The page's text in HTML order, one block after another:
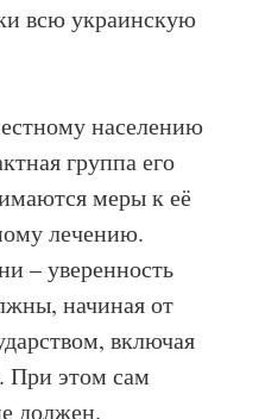
всю украинскую
населению
группа его
меры к её
лечению.
– уверенность
начиная от
включая
При этом сам
должен.